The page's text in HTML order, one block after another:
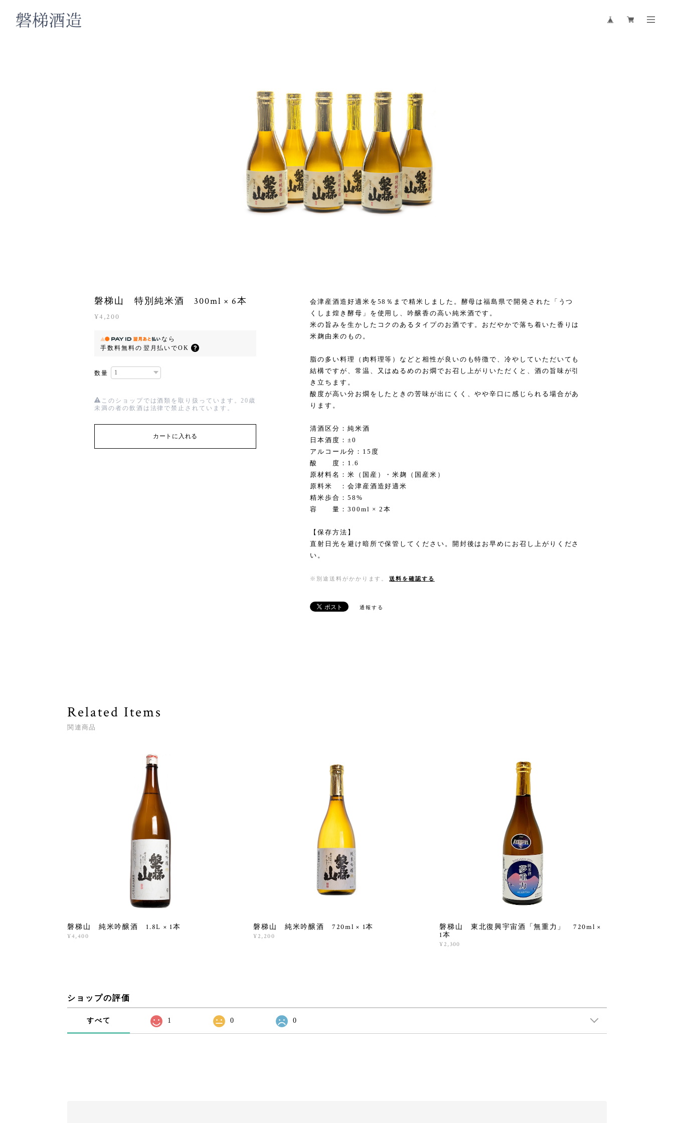
磐梯山 特別純米酒 300ml × 6本
¥4,200
なら
手数料無料の 翌月払いでOK
数量
このショップでは酒類を取り扱っています。20歳
未満の者の飲酒は法律で禁止されています。
カートに入れる
会津産酒造好適米を58％まで精米しました。酵母は福島県で開発された「うつ
くしま煌き酵母」を使用し、吟醸香の高い純米酒です。
米の旨みを生かしたコクのあるタイプのお酒です。おだやかで落ち着いた香りは
米麹由来のもの。
脂の多い料理（肉料理等）などと相性が良いのも特徴で、冷やしていただいても
結構ですが、常温、又はぬるめのお燗でお召し上がりいただくと、酒の旨味が引
き立ちます。
酸度が高い分お燗をしたときの苦味が出にくく、やや辛口に感じられる場合があ
ります。
清酒区分：純米酒
日本酒度：±0
アルコール分：15度
酸 度：1.6
原材料名：米（国産）・米麹（国産米）
原料米 ：会津産酒造好適米
精米歩合：58%
容 量：300ml × 2本
【保存方法】
直射日光を避け暗所で保管してください。開封後はお早めにお召し上がりくださ
い。
※別途送料がかかります。 送料を確認する
通報する
Related Items
関連商品
磐梯山 純米吟醸酒 1.8L × 1本
¥4,400
磐梯山 純米吟醸酒 720ml × 1本
¥2,200
磐梯山 東北復興宇宙酒「無重力」 720ml ×
1本
¥2,300
ショップの評価
すべて 1 0 0